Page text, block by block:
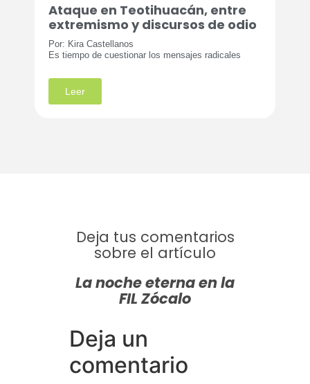
Ataque en Teotihuacán, entre
extremismo y discursos de odio
Por: Kira Castellanos
Es tiempo de cuestionar los mensajes radicales
Leer
Deja tus comentarios
sobre el artículo
La noche eterna en la
FIL Zócalo
Deja un
comentario